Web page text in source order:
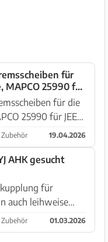
für
MAPCO 25990 für
Cherokeefür die
25990 für JEEP
verkaufe
á 2x
die Hinterachse
19.04.2026
AHK gesucht
für
auch leihweise
TüV Vorführung.
Angebot/Tipp.
01.03.2026